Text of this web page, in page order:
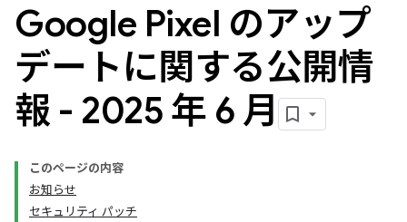
Google Pixel のアップ
デートに関する公開情
報 - 2025 年 6 月
このページの内容
お知らせ
セキュリティ パッチ